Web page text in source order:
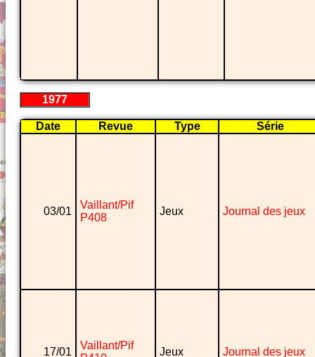
1977
Date Revue Type Série
03/01
Vaillant/Pif
P408
Jeux Journal des jeux
17/01
Vaillant/Pif
Jeux Journal des jeux